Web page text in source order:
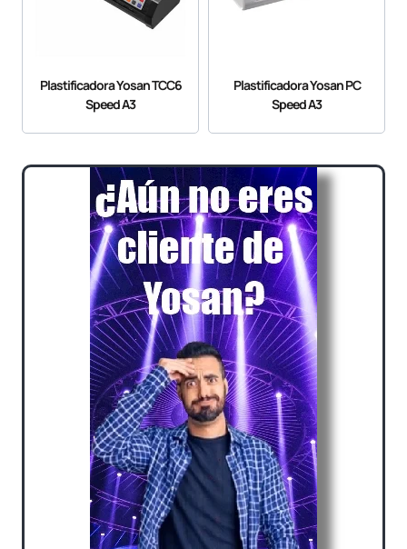
Plastificadora Yosan TCC6
Speed A3
Plastificadora Yosan PC
Speed A3